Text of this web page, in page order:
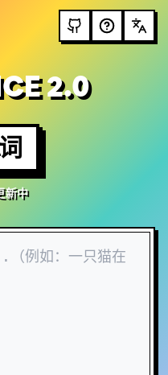
2.0
新中